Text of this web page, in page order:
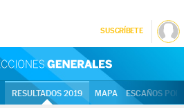
SUSCRÍBETE
RESULTADOS 2019 MAPA ESCAÑOS